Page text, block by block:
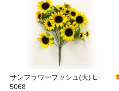
サンフラワーブッシュ(大) E-
5068